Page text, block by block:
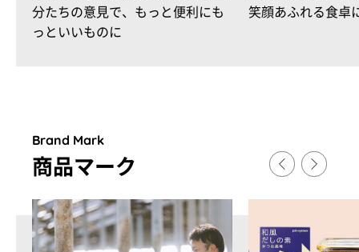
分たちの意見で、もっと便利にも
っといいものに
笑顔あふれる食卓
Brand Mark
商品マーク